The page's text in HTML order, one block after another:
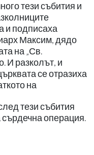
тези събития и
и подписаха
Максим, дядо
на „Св.
И разколът, и
се отразиха
на
тези събития
операция.